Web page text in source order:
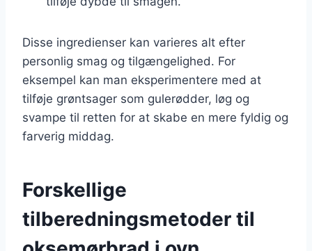
Disse ingredienser kan varieres alt efter
personlig smag og tilgængelighed. For
eksempel kan man eksperimentere med at
tilføje grøntsager som gulerødder, løg og
svampe til retten for at skabe en mere fyldig og
farverig middag.
Forskellige
tilberedningsmetoder til